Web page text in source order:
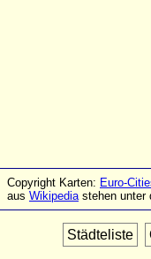
Copyright Karten: Euro-
aus Wikipediastehen unter
Städteliste